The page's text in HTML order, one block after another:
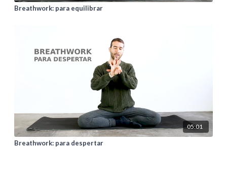
Breathwork: para equilibrar
05:01
Breathwork: para despertar